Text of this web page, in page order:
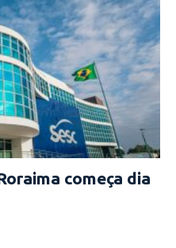
começa dia